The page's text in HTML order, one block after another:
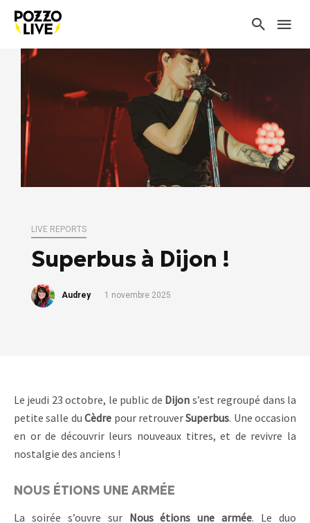
LIVE REPORTS
Superbus à Dijon !
Audrey 1 novembre 2025
Le jeudi 23 octobre, le public de Dijon s’est regroupé dans la
petite salle duCèdre pour retrouverSuperbus. Une occasion
en or de découvrir leurs nouveaux titres, et de revivre la
nostalgie des anciens !
NOUS ÉTIONS UNE ARMÉE
La soirée s’ouvre sur Nous étions une armée. Le duo